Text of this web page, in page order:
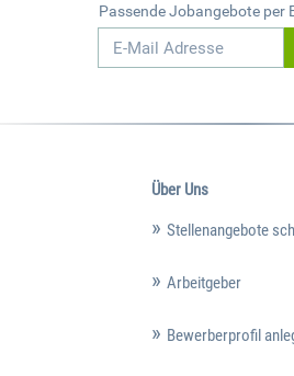
Passende Jobangebote per
Über Uns
Stellenangebote
Arbeitgeber
Bewerberprofil